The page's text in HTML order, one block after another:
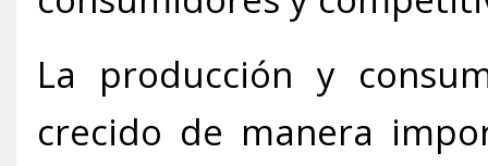
La producción y
crecido de manera